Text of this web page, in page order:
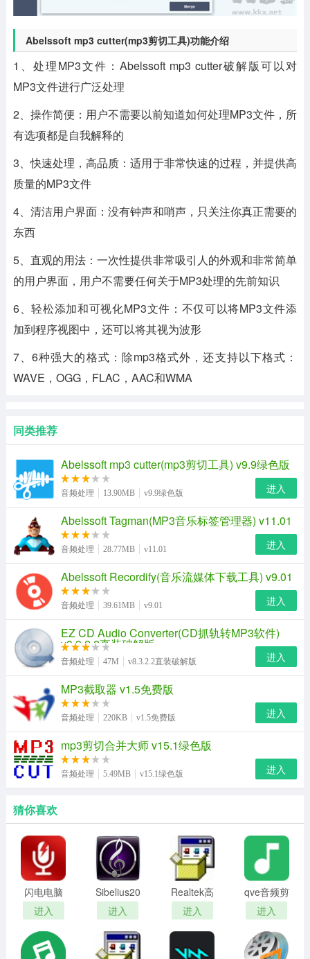
Abelssoft mp3 cutter(mp3剪切工具)功能介绍
1、处理MP3文件：Abelssoft mp3 cutter破解版可以对
MP3文件进行广泛处理
2、操作简便：用户不需要以前知道如何处理MP3文件，所
有选项都是自我解释的
3、快速处理，高品质：适用于非常快速的过程，并提供高
质量的MP3文件
4、清洁用户界面：没有钟声和哨声，只关注你真正需要的
东西
5、直观的用法：一次性提供非常吸引人的外观和非常简单
的用户界面，用户不需要任何关于MP3处理的先前知识
6、轻松添加和可视化MP3文件：不仅可以将MP3文件添
加到程序视图中，还可以将其视为波形
7、6种强大的格式：除mp3格式外，还支持以下格式：
WAVE，OGG，FLAC，AAC和WMA
同类推荐
Abelssoft mp3 cutter(mp3剪切工具) v9.9绿色版
音频处理 13.90MB v9.9绿色版 进入
Abelssoft Tagman(MP3音乐标签管理器) v11.01
音频处理 28.77MB v11.01 进入
Abelssoft Recordify(音乐流媒体下载工具) v9.01
音频处理 39.61MB v9.01 进入
EZ CD Audio Converter(CD抓轨转MP3软件)
v8.3.2.2直装破解版
音频处理 47M v8.3.2.2直装破解版 进入
MP3截取器 v1.5免费版
音频处理 220KB v1.5免费版 进入
mp3剪切合并大师 v15.1绿色版
音频处理 5.49MB v15.1绿色版 进入
猜你喜欢
闪电电脑
录音软件
免费版
进入
Sibelius2019(打
谱软件)
进入
Realtek高
清晰音频
管理器
进入
qve音频剪
辑
进入